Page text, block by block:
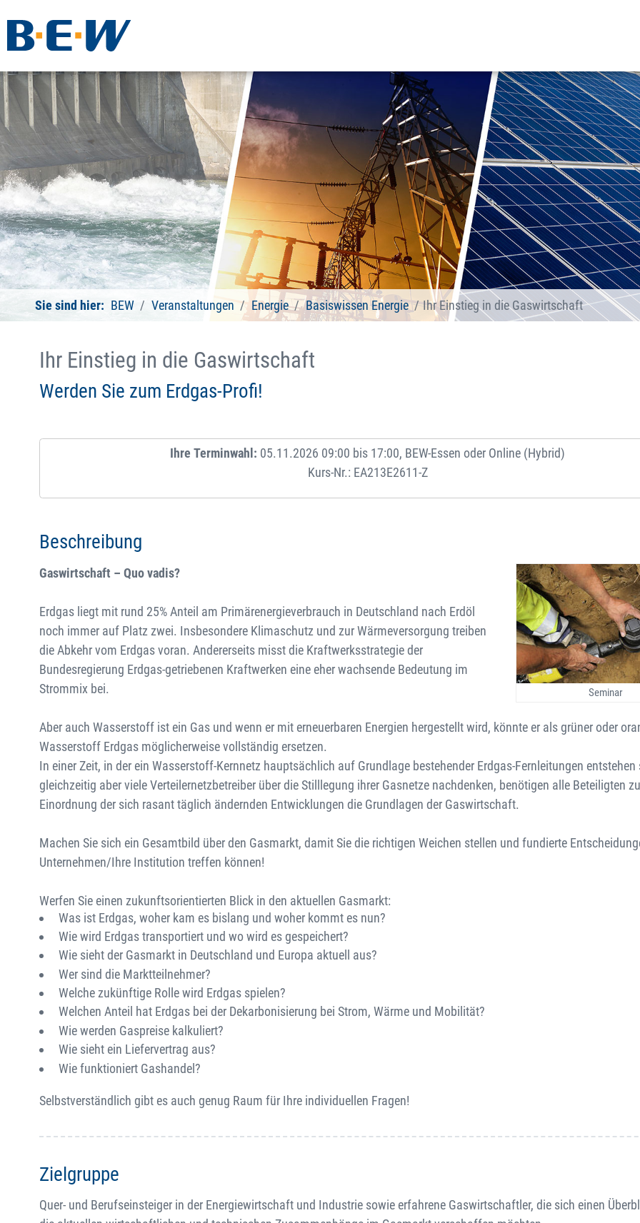
Sie sind hier: BEW Veranstaltungen Energie Basiswissen Energie Ihr Einstieg in die Gaswirtschaft
Ihr Einstieg in die Gaswirtschaft
Werden Sie zum Erdgas-Profi!
Ihre Terminwahl: 05.11.2026 09:00 bis 17:00, BEW-Essen oder Online (Hybrid)
Kurs-Nr.: EA213E2611-Z
Beschreibung
Seminar
Gaswirtschaft – Quo vadis?
Erdgas liegt mit rund 25% Anteil am Primärenergieverbrauch in Deutschland nach Erdöl
noch immer auf Platz zwei. Insbesondere Klimaschutz und zur Wärmeversorgung treiben
die Abkehr vom Erdgas voran. Andererseits misst die Kraftwerksstrategie der
Bundesregierung Erdgas-getriebenen Kraftwerken eine eher wachsende Bedeutung im
Strommix bei.
Aber auch Wasserstoff ist ein Gas und wenn er mit erneuerbaren Energien hergestellt wird, könnte er als grüner oder
Wasserstoff Erdgas möglicherweise vollständig ersetzen.
In einer Zeit, in der ein Wasserstoff-Kernnetz hauptsächlich auf Grundlage bestehender Erdgas-Fernleitungen entstehen
gleichzeitig aber viele Verteilernetzbetreiber über die Stilllegung ihrer Gasnetze nachdenken, benötigen alle Beteiligten
Einordnung der sich rasant täglich ändernden Entwicklungen die Grundlagen der Gaswirtschaft.
Machen Sie sich ein Gesamtbild über den Gasmarkt, damit Sie die richtigen Weichen stellen und fundierte
Unternehmen/Ihre Institution treffen können!
Werfen Sie einen zukunftsorientierten Blick in den aktuellen Gasmarkt:
Was ist Erdgas, woher kam es bislang und woher kommt es nun?
Wie wird Erdgas transportiert und wo wird es gespeichert?
Wie sieht der Gasmarkt in Deutschland und Europa aktuell aus?
Wer sind die Marktteilnehmer?
Welche zukünftige Rolle wird Erdgas spielen?
Welchen Anteil hat Erdgas bei der Dekarbonisierung bei Strom, Wärme und Mobilität?
Wie werden Gaspreise kalkuliert?
Wie sieht ein Liefervertrag aus?
Wie funktioniert Gashandel?
Selbstverständlich gibt es auch genug Raum für Ihre individuellen Fragen!
Zielgruppe
Quer- und Berufseinsteiger in der Energiewirtschaft und Industrie sowie erfahrene Gaswirtschaftler, die sich einen